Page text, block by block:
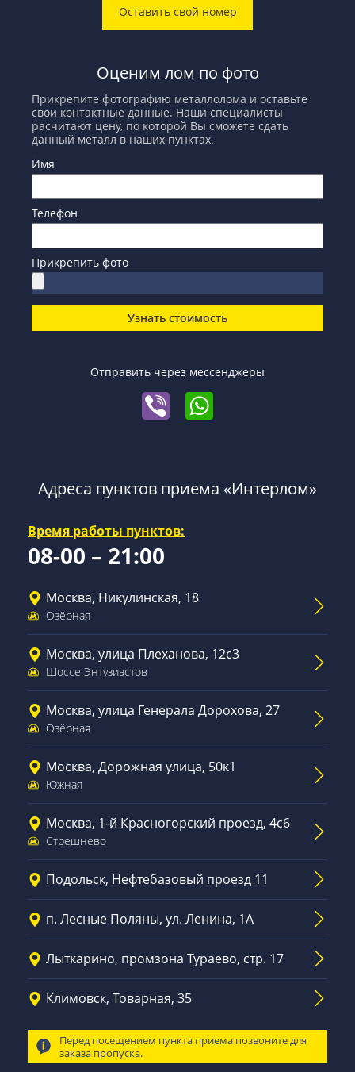
Оставить свой номер
Оценим лом по фото
Прикрепите фотографию металлолома и оставьте
свои контактные данные. Наши специалисты
расчитают цену, по которой Вы сможете сдать
данный металл в наших пунктах.
Имя
Телефон
Прикрепить фото
Узнать стоимость
Отправить через мессенджеры
Адреса пунктов приема «Интерлом»
Время работы пунктов:
08-00 – 21:00
Москва, Никулинская, 18
Озёрная
Москва, улица Плеханова, 12с3
Шоссе Энтузиастов
Москва, улица Генерала Дорохова, 27
Озёрная
Москва, Дорожная улица, 50к1
Южная
Москва, 1-й Красногорский проезд, 4с6
Стрешнево
Подольск, Нефтебазовый проезд 11
п. Лесные Поляны, ул. Ленина, 1А
Лыткарино, промзона Тураево, стр. 17
Климовск, Товарная, 35
Перед посещением пункта приема позвоните для
заказа пропуска.